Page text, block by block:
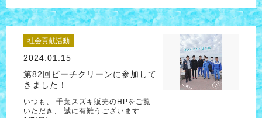
社会貢献活動
2024.01.15
第82回ビーチクリーンに参加して
きました！
いつも、 千葉スズキ販売のHPをご覧
いただき、 誠に有難うございます